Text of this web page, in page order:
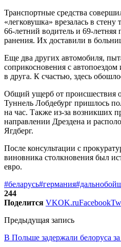
Транспортные средства
«легковушка» врезалась в
66-летний водитель и 69-летняя
ранения. Их доставили в
Еще два других автомобиля,
соприкосновения с
в друга. К счастью, здесь
Общий ущерб от происшествия
Туннель Лобдебург пришлось
на час. Также из-за возникших
направлении Дрездена и
Ягдберг.
После консультации с
виновника столкновения был
евро.
#беларусь#германия
244
Поделится VKOK.ruFacebook
Предыдущая запись
В Польше задержали белоруса